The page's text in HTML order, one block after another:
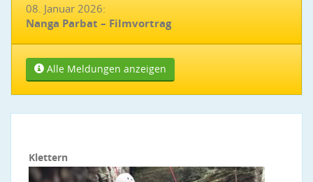
08. Januar 2026:
Nanga Parbat – Filmvortrag
Alle Meldungen anzeigen
Klettern